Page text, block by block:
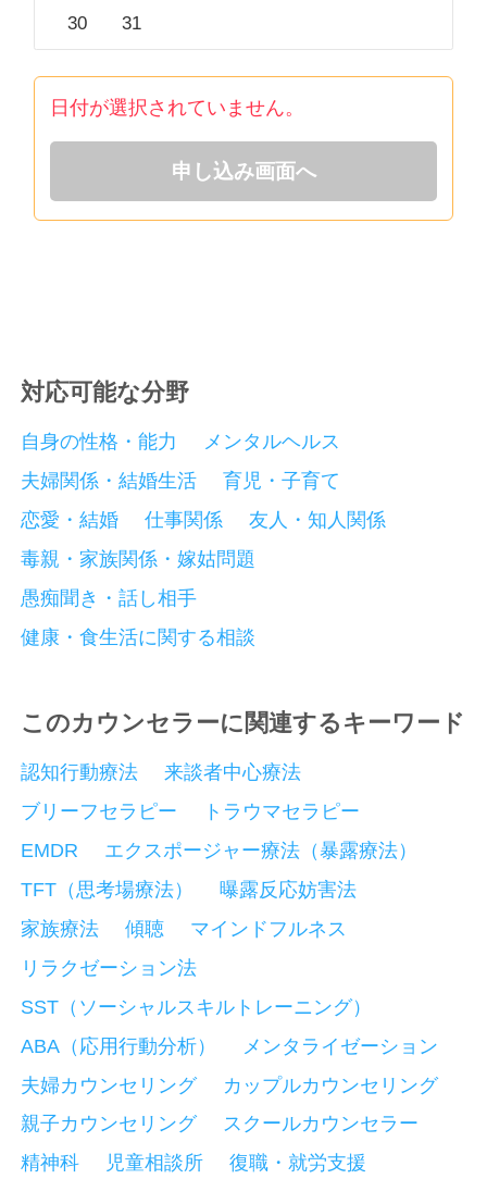
30 31
日付が選択されていません。
申し込み画面へ
対応可能な分野
自身の性格・能力
メンタルヘルス
夫婦関係・結婚生活
育児・子育て
恋愛・結婚
仕事関係
友人・知人関係
毒親・家族関係・嫁姑問題
愚痴聞き・話し相手
健康・食生活に関する相談
このカウンセラーに関連するキーワード
認知行動療法
来談者中心療法
ブリーフセラピー
トラウマセラピー
EMDR
エクスポージャー療法（暴露療法）
TFT（思考場療法）
曝露反応妨害法
家族療法
傾聴
マインドフルネス
リラクゼーション法
SST（ソーシャルスキルトレーニング）
ABA（応用行動分析）
メンタライゼーション
夫婦カウンセリング
カップルカウンセリング
親子カウンセリング
スクールカウンセラー
精神科
児童相談所
復職・就労支援